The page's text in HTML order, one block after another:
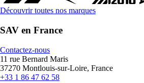
Découvrir toutes nos marques
SAV en France
Contactez-nous
11 rue Bernard Maris
37270 Montlouis-sur-Loire, France
+33 1 86 47 62 58